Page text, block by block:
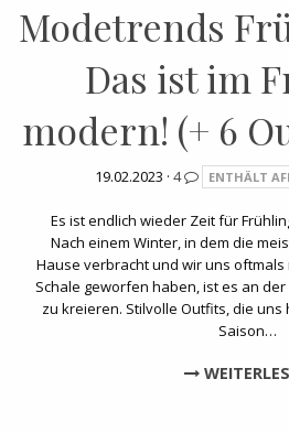
Modetrends
Das ist im
modern! (+ 6
19.02.2023 · 4 ENTHÄLT
Es ist endlich wieder Zeit für
Nach einem Winter, in dem die
Hause verbracht und wir uns
Schale geworfen haben, ist es an
zu kreieren. Stilvolle Outfits, die
Saison…